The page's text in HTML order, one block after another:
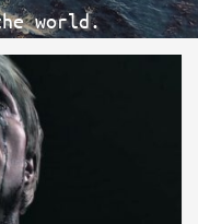
world.